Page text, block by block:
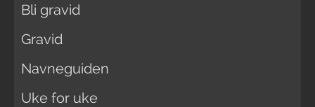
Bli gravid
Gravid
Navneguiden
Uke for uke